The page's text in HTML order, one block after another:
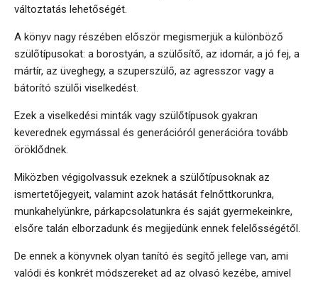
változtatás lehetőségét.
A könyv nagy részében először megismerjük a különböző
szülőtípusokat: a borostyán, a szülősítő, az idomár, a jó fej, a
mártír, az üveghegy, a szuperszülő, az agresszor vagy a
bátorító szülői viselkedést.
Ezek a viselkedési minták vagy szülőtípusok gyakran
keverednek egymással és generációról generációra tovább
öröklődnek.
Miközben végigolvassuk ezeknek a szülőtípusoknak az
ismertetőjegyeit, valamint azok hatását felnőttkorunkra,
munkahelyünkre, párkapcsolatunkra és saját gyermekeinkre,
elsőre talán elborzadunk és megijedünk ennek felelősségétől.
De ennek a könyvnek olyan tanító és segítő jellege van, ami
valódi és konkrét módszereket ad az olvasó kezébe, amivel